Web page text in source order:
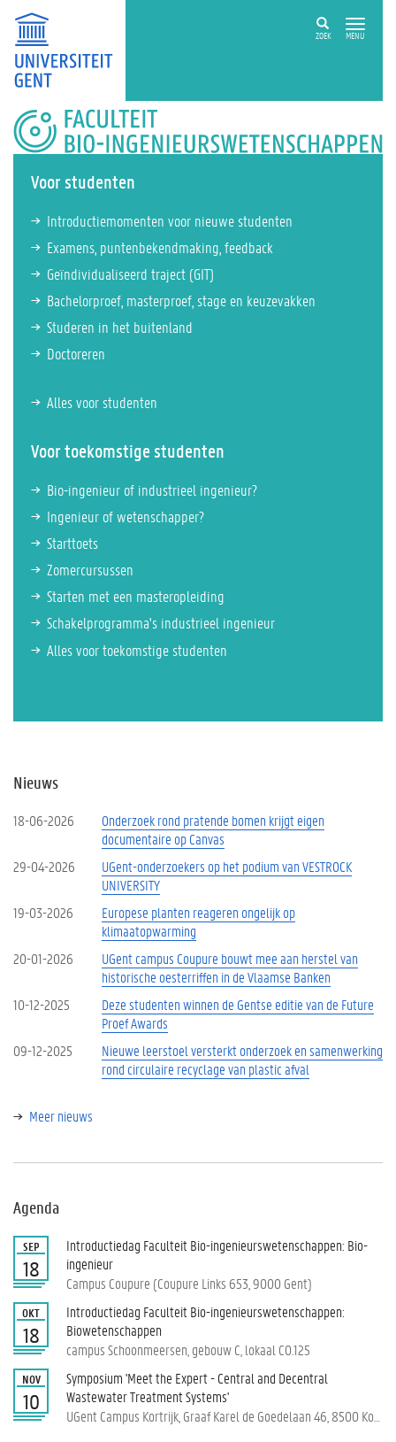
ZOEK MENU
FACULTEIT
BIO-
INGENIEURSWETENSCHAPPEN
Voor studenten
Introductiemomenten voor nieuwe studenten
Examens, puntenbekendmaking, feedback
Geïndividualiseerd traject (GIT)
Bachelorproef, masterproef, stage en keuzevakken
Studeren in het buitenland
Doctoreren
Alles voor studenten
Voor toekomstige studenten
Bio-ingenieur of industrieel ingenieur?
Ingenieur of wetenschapper?
Starttoets
Zomercursussen
Starten met een masteropleiding
Schakelprogramma's industrieel ingenieur
Alles voor toekomstige studenten
Nieuws
18-06-2026
Onderzoek rond pratende bomen krijgt eigen
documentaire op Canvas
29-04-2026
UGent-onderzoekers op het podium van VESTROCK
UNIVERSITY
19-03-2026
Europese planten reageren ongelijk op
klimaatopwarming
20-01-2026
UGent campus Coupure bouwt mee aan herstel van
historische oesterriffen in de Vlaamse Banken
10-12-2025
Deze studenten winnen de Gentse editie van de Future
Proef Awards
09-12-2025
Nieuwe leerstoel versterkt onderzoek en samenwerking
rond circulaire recyclage van plastic afval
Meer nieuws
Agenda
SEP
18
Introductiedag Faculteit Bio-ingenieurswetenschappen: Bio-
ingenieur
Campus Coupure (Coupure Links 653, 9000 Gent)
OKT
18
Introductiedag Faculteit Bio-ingenieurswetenschappen:
Biowetenschappen
campus Schoonmeersen, gebouw C, lokaal C0.125
NOV
10
Symposium 'Meet the Expert - Central and Decentral
Wastewater Treatment Systems'